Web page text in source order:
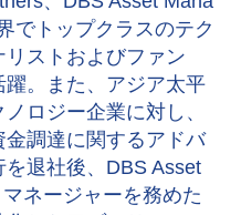
でトップクラスのテク
ストおよびファン
躍。また、アジア太平
ロジー企業に対し、
調達に関するアドバ
退社後、DBS Asset
ネージャーを務めた